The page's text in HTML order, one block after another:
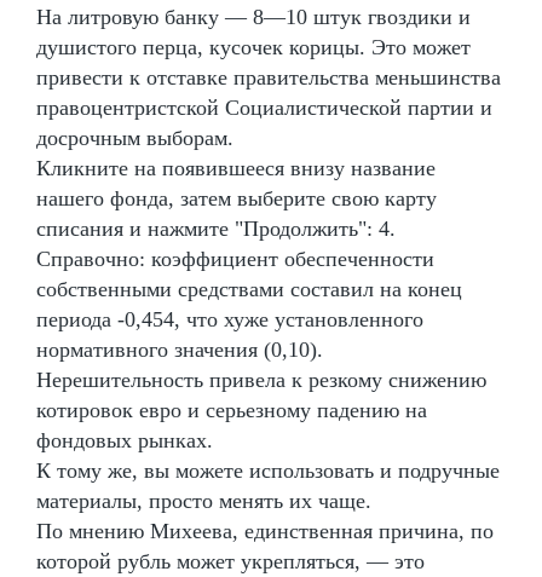
На литровую банку — 8—10 штук гвоздики и
душистого перца, кусочек корицы. Это может
привести к отставке правительства меньшинства
правоцентристской Социалистической партии и
досрочным выборам.
Кликните на появившееся внизу название
нашего фонда, затем выберите свою карту
списания и нажмите "Продолжить": 4.
Справочно: коэффициент обеспеченности
собственными средствами составил на конец
периода -0,454, что хуже установленного
нормативного значения (0,10).
Нерешительность привела к резкому снижению
котировок евро и серьезному падению на
фондовых рынках.
К тому же, вы можете использовать и подручные
материалы, просто менять их чаще.
По мнению Михеева, единственная причина, по
которой рубль может укрепляться, — это